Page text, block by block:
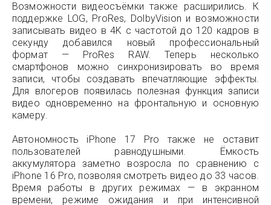
Возможности видеосъёмки также расширились. К
поддержке LOG, ProRes, DolbyVision и возможности
записывать видео в 4K с частотой до 120 кадров в
секунду добавился новый профессиональный
формат — ProRes RAW. Теперь несколько
смартфонов можно синхронизировать во время
записи, чтобы создавать впечатляющие эффекты.
Для влогеров появилась полезная функция записи
видео одновременно на фронтальную и основную
камеру.
Автономность iPhone 17 Pro также не оставит
пользователей равнодушными. Ёмкость
аккумулятора заметно возросла по сравнению с
iPhone 16 Pro, позволяя смотреть видео до 33 часов.
Время работы в других режимах — в экранном
времени, режиме ожидания и при интенсивной